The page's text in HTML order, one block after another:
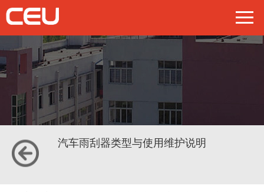
汽车雨刮器类型与使用维护说明